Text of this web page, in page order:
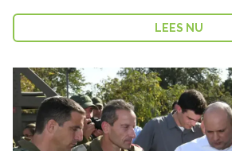
LEES NU